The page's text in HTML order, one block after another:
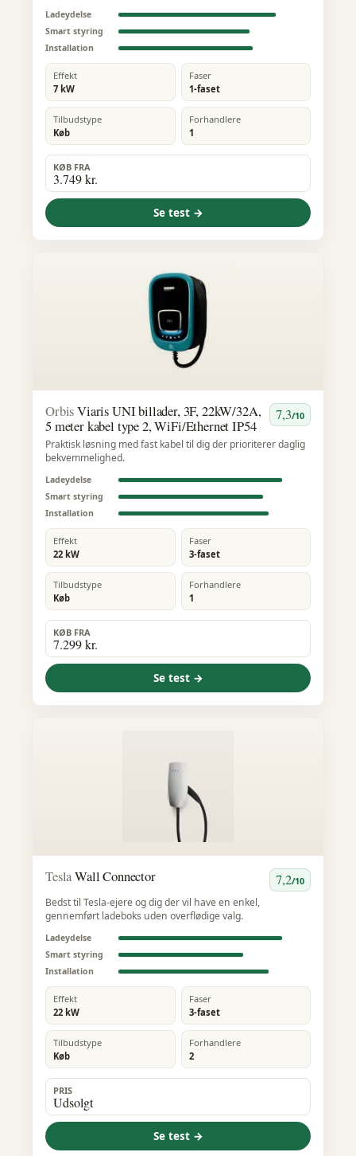
Ladeydelse
Smart styring
Installation
Effekt
7 kW
Faser
1-faset
Tilbudstype
Køb
Forhandlere
1
KØB FRA
3.749 kr.
Se test →
OrbisViaris UNI billader, 3F, 22kW/32A,
5 meter kabel type 2, WiFi/Ethernet IP54
7,3/10
Praktisk løsning med fast kabel til dig der prioriterer daglig
bekvemmelighed.
Ladeydelse
Smart styring
Installation
Effekt
22 kW
Faser
3-faset
Tilbudstype
Køb
Forhandlere
1
KØB FRA
7.299 kr.
Se test →
TeslaWall Connector 7,2/10
Bedst til Tesla-ejere og dig der vil have en enkel,
gennemført ladeboks uden overflødige valg.
Ladeydelse
Smart styring
Installation
Effekt
22 kW
Faser
3-faset
Tilbudstype
Køb
Forhandlere
2
PRIS
Udsolgt
Se test →